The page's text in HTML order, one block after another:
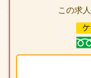
この求